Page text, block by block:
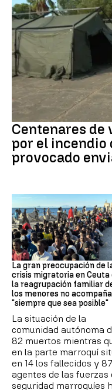
Incendio
Centenares de
por el incendio
provocado
CRISIS MIGRATORIA
La gran preocupación de
crisis migratoria en Ceuta
la reagrupación familiar
los menores no
"siempre que sea posible"
La situación de la
comunidad autónoma
82 muertos mientras
en la parte marroquí
en 14 los fallecidos y 87
agentes de las fuerzas
seguridad marroquíes